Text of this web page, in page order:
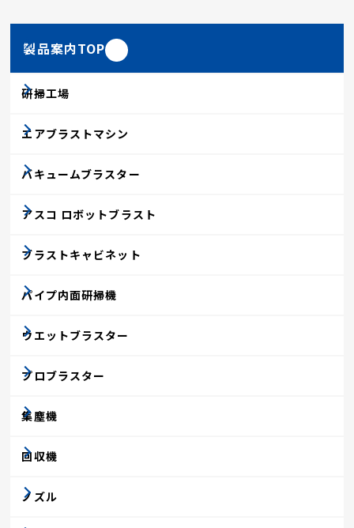
製品案内TOP
研掃工場
エアブラストマシン
バキュームブラスター
アスコ ロボットブラスト
ブラストキャビネット
パイプ内面研掃機
ウエットブラスター
プロブラスター
集塵機
回収機
ノズル